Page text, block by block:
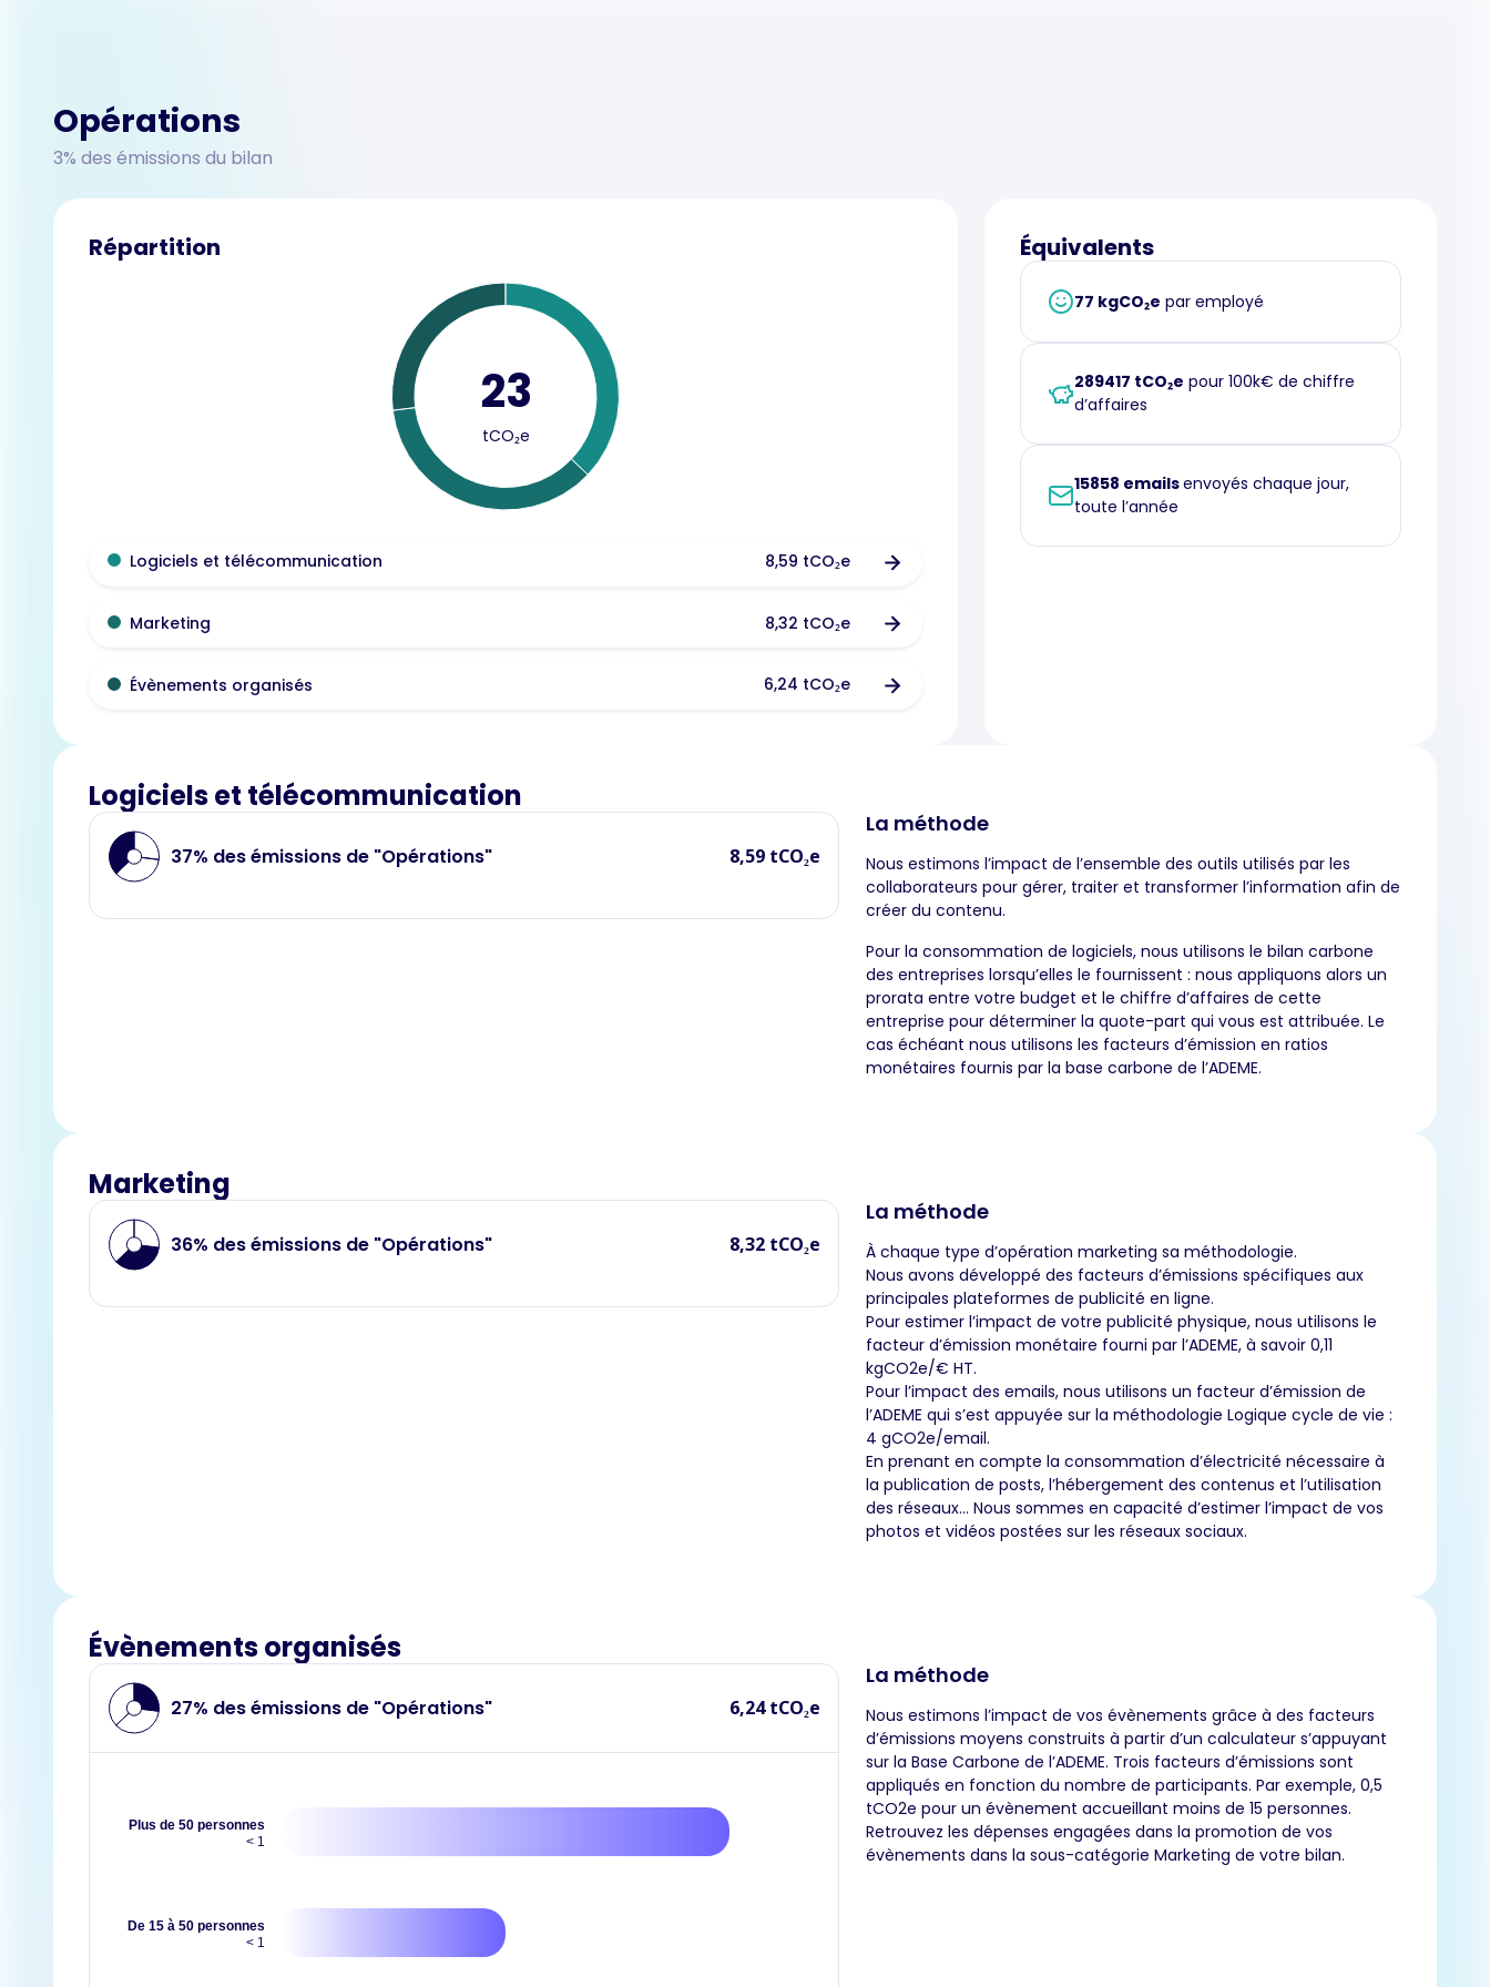
Opérations
3% des émissions du bilan
Répartition
23
tCO₂e
Logiciels et télécommunication 8,59 tCO₂e
Marketing 8,32 tCO₂e
Évènements organisés 6,24 tCO₂e
Équivalents
77 kgCO₂e par employé
289417 tCO₂e pour 100k€ de chiffre
d’affaires
15858 emailsenvoyés chaque jour,
toute l’année
Logiciels et télécommunication
37% des émissions de "Opérations" 8,59 tCO₂e
La méthode
Nous estimons l’impact de l’ensemble des outils utilisés par les
collaborateurs pour gérer, traiter et transformer l’information afin de
créer du contenu.
Pour la consommation de logiciels, nous utilisons le bilan carbone
des entreprises lorsqu’elles le fournissent : nous appliquons alors un
prorata entre votre budget et le chiffre d’affaires de cette
entreprise pour déterminer la quote-part qui vous est attribuée. Le
cas échéant nous utilisons les facteurs d’émission en ratios
monétaires fournis par la base carbone de l’ADEME.
Marketing
36% des émissions de "Opérations" 8,32 tCO₂e
La méthode
À chaque type d’opération marketing sa méthodologie.
Nous avons développé des facteurs d’émissions spécifiques aux
principales plateformes de publicité en ligne.
Pour estimer l’impact de votre publicité physique, nous utilisons le
facteur d’émission monétaire fourni par l’ADEME, à savoir 0,11
kgCO2e/€ HT.
Pour l’impact des emails, nous utilisons un facteur d’émission de
l’ADEME qui s’est appuyée sur la méthodologie Logique cycle de vie :
4 gCO2e/email.
En prenant en compte la consommation d’électricité nécessaire à
la publication de posts, l’hébergement des contenus et l’utilisation
des réseaux… Nous sommes en capacité d’estimer l’impact de vos
photos et vidéos postées sur les réseaux sociaux.
Évènements organisés
27% des émissions de "Opérations" 6,24 tCO₂e
Plus de 50 personnes
< 1
De 15 à 50 personnes
< 1
La méthode
Nous estimons l’impact de vos évènements grâce à des facteurs
d’émissions moyens construits à partir d’un calculateur s’appuyant
sur la Base Carbone de l’ADEME. Trois facteurs d’émissions sont
appliqués en fonction du nombre de participants. Par exemple, 0,5
tCO2e pour un évènement accueillant moins de 15 personnes.
Retrouvez les dépenses engagées dans la promotion de vos
évènements dans la sous-catégorie Marketing de votre bilan.